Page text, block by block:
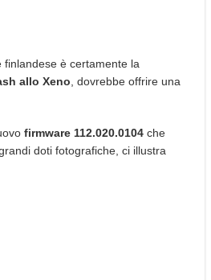
è certamente la
allo Xeno , dovrebbe offrire una
firmware 112.020.0104che
doti fotografiche, ci illustra